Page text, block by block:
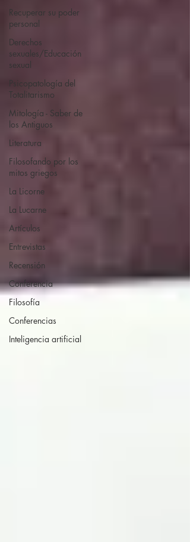
Recuperar su poder
personal
Derechos
sexuales/Educación
sexual
Psicopatología del
Totalitarismo
Mitología - Saber de
los Antiguos
Literatura
Filosofando por los
mitos griegos
La Licorne
La Lucarne
Artículos
Entrevistas
Recensión
Conferencia
Filosofía
Conferencias
Inteligencia artificial